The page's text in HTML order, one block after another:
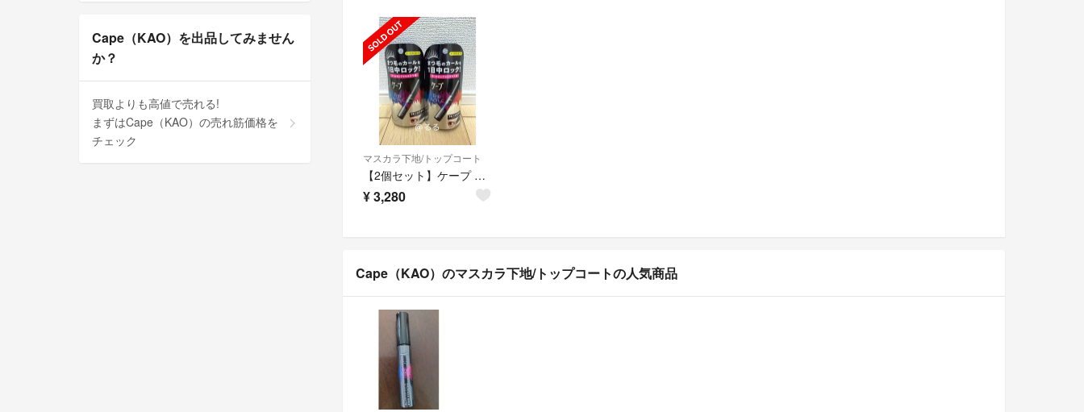
マスカラ下地/トップコート
【2個セット】ケープ FOR ACTIVE カールロックマスカラ下地 5g
¥3,280
Cape（KAO）のマスカラ下地/トップコートの人気商品
Cape（KAO）を出品してみません
か？
買取よりも高値で売れる!
まずはCape（KAO）の売れ筋価格を
チェック